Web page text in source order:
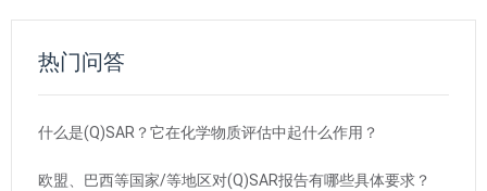
热门问答
什么是(Q)SAR？它在化学物质评估中起什么作用？
欧盟、巴西等国家/等地区对(Q)SAR报告有哪些具体要求？